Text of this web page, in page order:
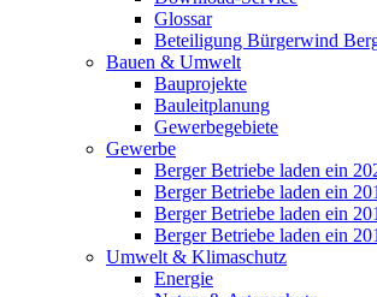
Glossar
Beteiligung Bürgerwind
Bauen & Umwelt
Bauprojekte
Bauleitplanung
Gewerbegebiete
Gewerbe
Berger Betriebe laden ein
Berger Betriebe laden ein
Berger Betriebe laden ein
Berger Betriebe laden ein
Umwelt & Klimaschutz
Energie